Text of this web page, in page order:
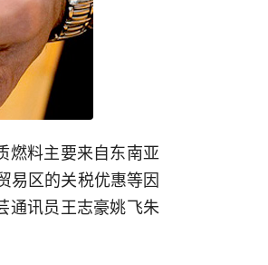
燃料主要来自东南亚
易区的关税优惠等因
通讯员王志豪姚飞朱